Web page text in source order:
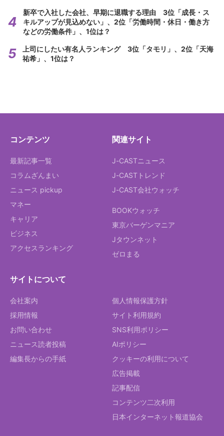
新卒で入社した会社、早期に退職する理由 3位「成長・ス
キルアップが見込めない」、2位「労働時間・休日・働き方
などの労働条件」、1位は？
上司にしたい有名人ランキング 3位「タモリ」、2位「天海
祐希」、1位は？
コンテンツ
最新記事一覧
コラムざんまい
ニュース pickup
マネー
キャリア
ビジネス
アクセスランキング
関連サイト
J-CASTニュース
J-CASTトレンド
J-CAST会社ウォッチ
BOOKウォッチ
東京バーゲンマニア
Jタウンネット
ゼロまる
サイトについて
会社案内
採用情報
お問い合わせ
ニュース読者投稿
編集長からの手紙
個人情報保護方針
サイト利用規約
SNS利用ポリシー
AIポリシー
クッキーの利用について
広告掲載
記事配信
コンテンツ二次利用
日本インターネット報道協会